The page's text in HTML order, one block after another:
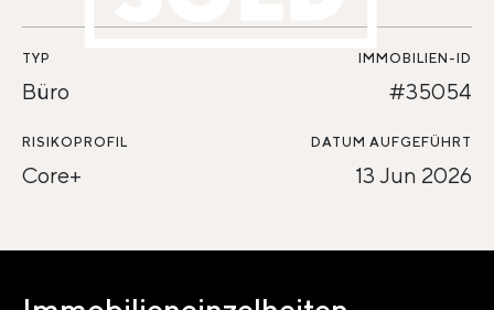
TYP
Büro
IMMOBILIEN-ID
#35054
RISIKOPROFIL
Core+
DATUM AUFGEFÜHRT
13 Jun 2026